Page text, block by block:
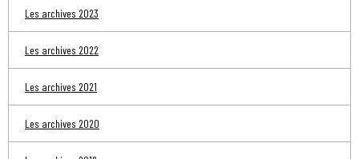
Les archives 2023
Les archives 2022
Les archives 2021
Les archives 2020